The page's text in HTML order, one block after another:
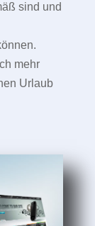
sind und
mehr
Urlaub